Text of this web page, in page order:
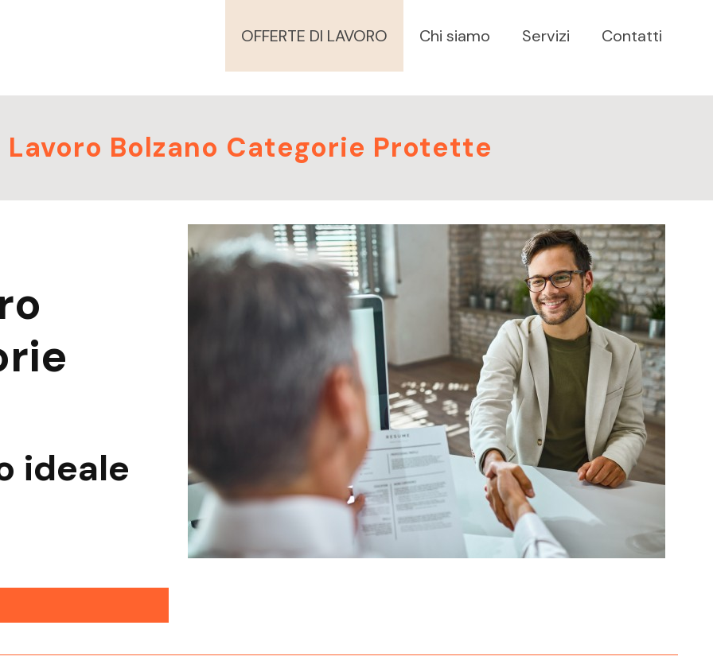
OFFERTE DI LAVORO Chi siamo Servizi Contatti
Bolzano Categorie Protette
ideale